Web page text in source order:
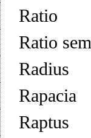
Ratio
Ratio
Radius
Rapacia
Raptus